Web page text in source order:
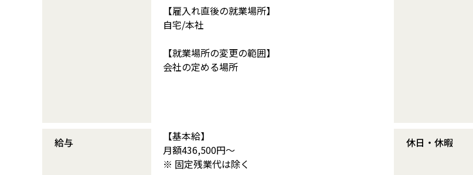
【雇入れ直後の就業場所】
自宅/本社
【就業場所の変更の範囲】
会社の定める場所
給与
【基本給】
月額436,500円～
※ 固定残業代は除く
休日・休暇